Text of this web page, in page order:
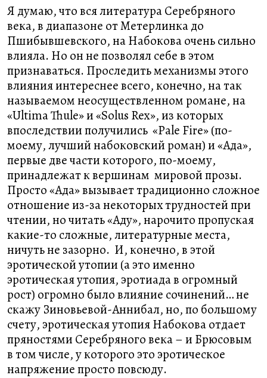
Я думаю, что вся литература Серебряного
века, в диапазоне от Метерлинка до
Пшибывшевского, на Набокова очень сильно
влияла. Но он не позволял себе в этом
признаваться. Проследить механизмы этого
влияния интереснее всего, конечно, на так
называемом неосуществленном романе, на
«Ultima Thule» и «Solus Rex», из которых
впоследствии получились «Pale Fire» (по-
моему, лучший набоковский роман) и «Ада»,
первые две части которого, по-моему,
принадлежат к вершинам мировой прозы.
Просто «Ада» вызывает традиционно сложное
отношение из-за некоторых трудностей при
чтении, но читать «Аду», нарочито пропуская
какие-то сложные, литературные места,
ничуть не зазорно. И, конечно, в этой
эротической утопии (а это именно
эротическая утопия, эротиада в огромный
рост) огромно было влияние сочинений… не
скажу Зиновьевой-Аннибал, но, по большому
счету, эротическая утопия Набокова отдает
пряностями Серебряного века – и Брюсовым
в том числе, у которого это эротическое
напряжение просто повсюду.